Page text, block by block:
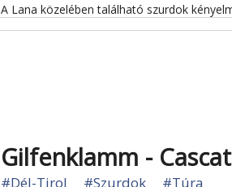
A Lana közelében található szurdok
Gilfenklamm -
#Dél-Tirol #Szurdok #Túra